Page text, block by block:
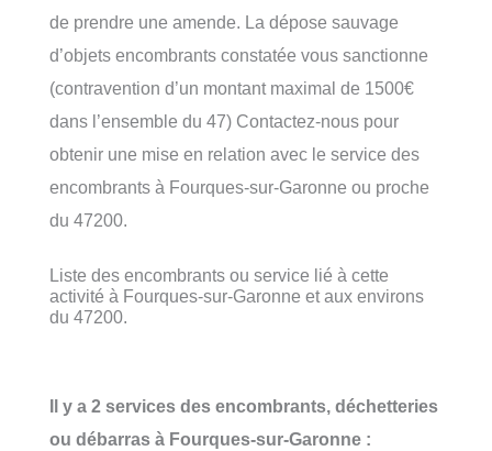
de prendre une amende. La dépose sauvage
d’objets encombrants constatée vous sanctionne
(contravention d’un montant maximal de 1500€
dans l’ensemble du 47) Contactez-nous pour
obtenir une mise en relation avec le service des
encombrants à Fourques-sur-Garonne ou proche
du 47200.
Liste des encombrants ou service lié à cette
activité à Fourques-sur-Garonne et aux environs
du 47200.
Il y a 2 services des encombrants, déchetteries
ou débarras à Fourques-sur-Garonne :